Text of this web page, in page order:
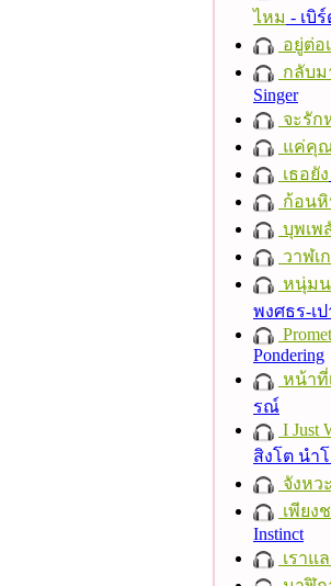
ไหม - เบิ
อยู่ต่อ
กลับม
Singer
จะรัก
แค่คุ
เธอยัง
ก้อน
บุพเพ
วาฬเ
หนุ่มน
พงศธร-เ
Pondering
หน้าที่
รณ์
I Just
สิงโต นำ
จังหว
เพียง
Instinct
เราแ